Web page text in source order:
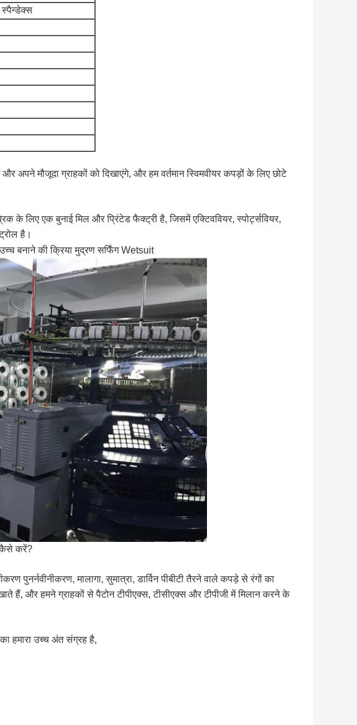
स्पैन्डेक्स
अपने मौजूदा ग्राहकों को दिखाएंगे, और हम वर्तमान स्विमवीयर कपड़ों के लिए छोटे
के लिए एक बुनाई मिल और प्रिंटेड फैक्ट्री है, जिसमें एक्टिववियर, स्पोर्ट्सवियर,
है।
कैसे करें?
पुनर्नवीनीकरण, मालागा, सुमात्रा, डार्विन पीबीटी तैरने वाले कपड़े से रंगों का
हैं, और हमने ग्राहकों से पैटोन टीपीएक्स, टीसीएक्स और टीपीजी में मिलान करने के
हमारा उच्च अंत संग्रह है,